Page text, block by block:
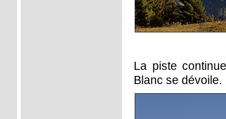
La piste
Blanc se dévoile.